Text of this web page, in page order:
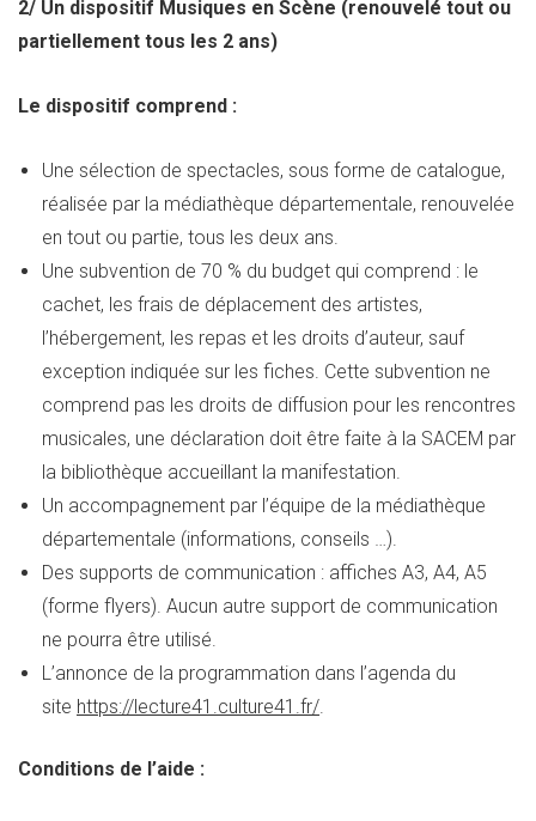
2/ Un dispositif Musiques en Scène (renouvelé tout ou
partiellement tous les 2 ans)
Le dispositif comprend :
Une sélection de spectacles, sous forme de catalogue,
réalisée par la médiathèque départementale, renouvelée
en tout ou partie, tous les deux ans.
Une subvention de 70 % du budget qui comprend : le
cachet, les frais de déplacement des artistes,
l’hébergement, les repas et les droits d’auteur, sauf
exception indiquée sur les fiches. Cette subvention ne
comprend pas les droits de diffusion pour les rencontres
musicales, une déclaration doit être faite à la SACEM par
la bibliothèque accueillant la manifestation.
Un accompagnement par l’équipe de la médiathèque
départementale (informations, conseils …).
Des supports de communication : affiches A3, A4, A5
(forme flyers). Aucun autre support de communication
ne pourra être utilisé.
L’annonce de la programmation dans l’agenda du
site https://lecture41.culture41.fr/.
Conditions de l’aide :